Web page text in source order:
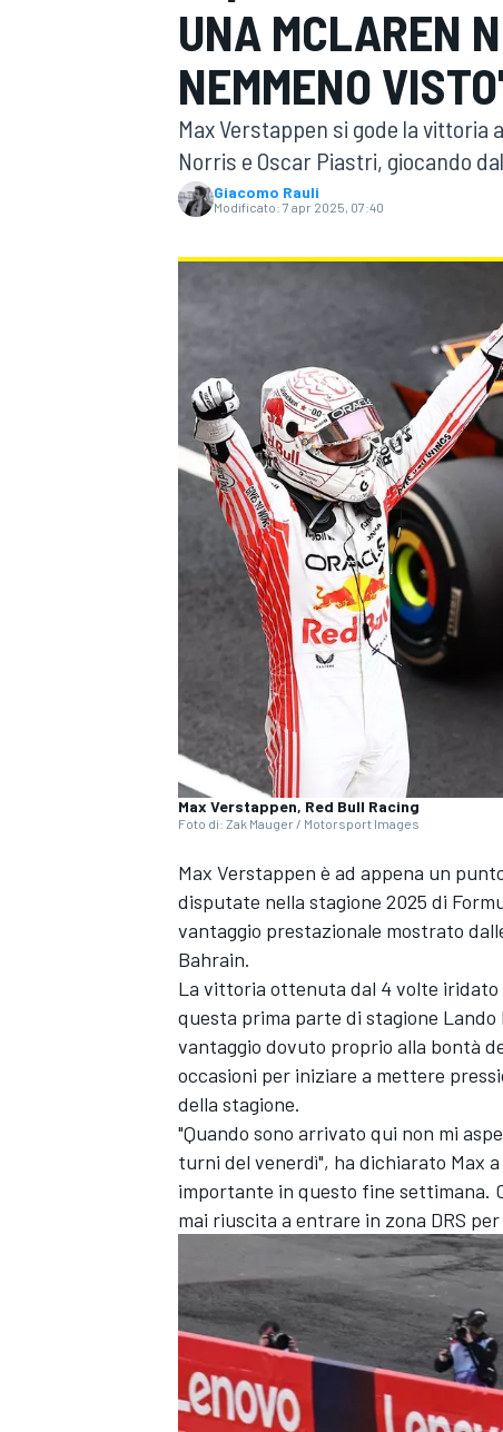
MOTOGP WEC
MONOPOSTO
UNA MCLAREN
NEMMENO
Max Verstappen si gode la vittoria
Norris e Oscar Piastri, giocando
Giacomo Rauli
Modificato: 7 apr 2025, 07:40
Max Verstappen, Red Bull Racing
Foto di: Zak Mauger / Motorsport Images
Max Verstappen è ad appena un
disputate nella stagione 2025 di
vantaggio prestazionale mostrato
Bahrain.
La vittoria ottenuta dal 4 volte iridato
questa prima parte di stagione
vantaggio dovuto proprio alla bontà
occasioni per iniziare a mettere
della stagione.
"Quando sono arrivato qui non mi
turni del venerdì", ha dichiarato Max
importante in questo fine settimana.
mai riuscita a entrare in zona DRS